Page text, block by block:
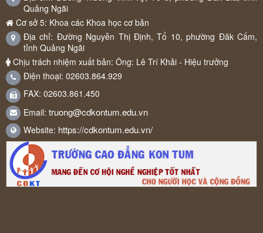
Quảng Ngãi
Cơ sở 5: Khoa các Khoa học cơ bản
Địa chỉ: Đường Nguyễn Thị Định, Tổ 10, phường Đăk Cấm,
tỉnh Quảng Ngãi
Chịu trách nhiệm xuất bản: Ông: Lê Trí Khải - Hiệu trưởng
Điện thoại: 02603.864.929
FAX: 02603.861.450
Email: truong@cdkontum.edu.vn
Website: https://cdkontum.edu.vn/